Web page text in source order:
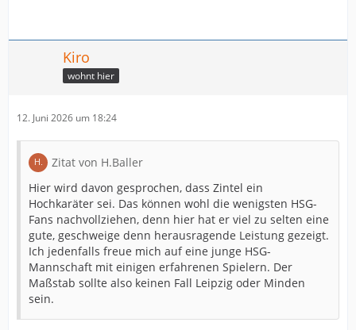
Kiro
wohnt hier
12. Juni 2026 um 18:24
Zitat von H.Baller
Hier wird davon gesprochen, dass Zintel ein
Hochkaräter sei. Das können wohl die wenigsten HSG-
Fans nachvollziehen, denn hier hat er viel zu selten eine
gute, geschweige denn herausragende Leistung gezeigt.
Ich jedenfalls freue mich auf eine junge HSG-
Mannschaft mit einigen erfahrenen Spielern. Der
Maßstab sollte also keinen Fall Leipzig oder Minden
sein.